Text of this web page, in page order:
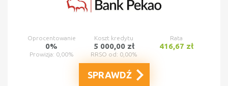
Oprocentowanie Koszt kredytu Rata
0% 5 000,00 zł 416,67 zł
Prowizja: 0,00% RRSO od: 0,00%
SPRAWDŹ